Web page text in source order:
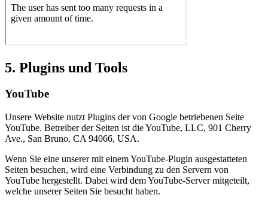
5. Plugins und Tools
YouTube
Unsere Website nutzt Plugins der von Google betriebenen Seite
YouTube. Betreiber der Seiten ist die YouTube, LLC, 901 Cherry
Ave., San Bruno, CA 94066, USA.
Wenn Sie eine unserer mit einem YouTube-Plugin ausgestatteten
Seiten besuchen, wird eine Verbindung zu den Servern von
YouTube hergestellt. Dabei wird dem YouTube-Server mitgeteilt,
welche unserer Seiten Sie besucht haben.